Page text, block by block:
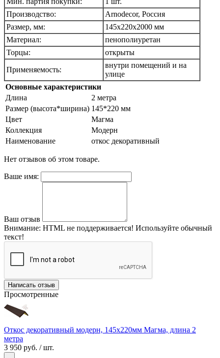
Производство:
Arnodecor, Россия
Размер, мм:
145х220х2000 мм
Материал:
пенополиуретан
Торцы:
открыты
Применяемость:
внутри помещений и на
улице
Основные характеристики
Длина
2 метра
Размер (высота*ширина) 145*220 мм
Цвет
Магма
Коллекция
Модерн
Наименование
откос декоративный
Нет отзывов об этом товаре.
Ваше имя:
Ваш отзыв
Внимание: HTML не поддерживается! Используйте обычный
текст!
Написать отзыв
Просмотренные
Откос декоративный модерн, 145х220мм Магма, длина 2
метра
3 950 руб. / шт.